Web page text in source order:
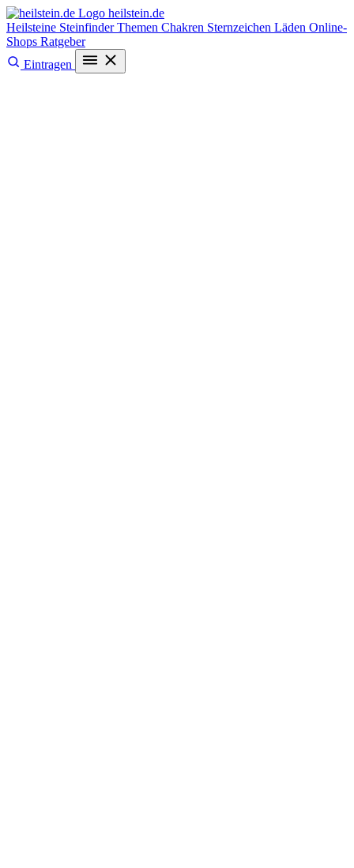
heilstein.de
Heilsteine SteinfinderThemen Chakren Sternzeichen Läden Online-
Shops Ratgeber
Eintragen